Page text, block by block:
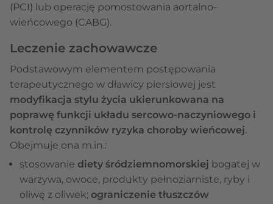
(PCI) lub operację pomostowania aortalno-
wieńcowego (CABG).
Leczenie zachowawcze
Podstawowym elementem postępowania
terapeutycznego w dławicy piersiowej jest
modyfikacja stylu życia ukierunkowana na
poprawę funkcji układu sercowo-naczyniowego i
kontrolę czynników ryzyka choroby wieńcowej.
Obejmuje ona m.in.:
stosowanie diety śródziemnomorskiej bogatej w
warzywa, owoce, produkty pełnoziarniste, ryby i
oliwę z oliwek; ograniczenie tłuszczów